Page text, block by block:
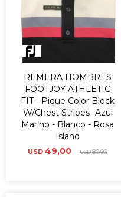
REMERA HOMBRES
FOOTJOY ATHLETIC
FIT - Pique Color Block
W/Chest Stripes- Azul
Marino - Blanco - Rosa
Island
USD 49,00 USD80,00